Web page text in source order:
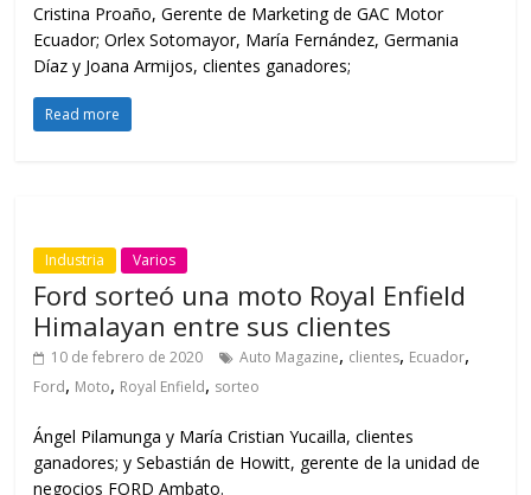
Cristina Proaño, Gerente de Marketing de GAC Motor
Ecuador; Orlex Sotomayor, María Fernández, Germania
Díaz y Joana Armijos, clientes ganadores;
Read more
Industria Varios
Ford sorteó una moto Royal Enfield
Himalayan entre sus clientes
10 de febrero de 2020 Auto Magazine, clientes, Ecuador,
Ford, Moto, Royal Enfield, sorteo
Ángel Pilamunga y María Cristian Yucailla, clientes
ganadores; y Sebastián de Howitt, gerente de la unidad de
negocios FORD Ambato.